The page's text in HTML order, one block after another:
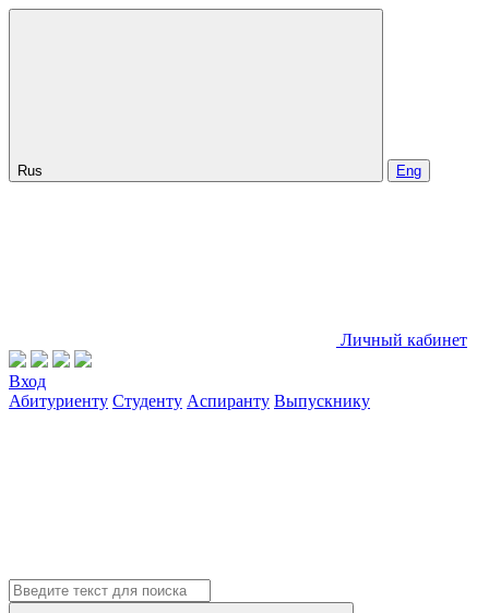
Rus Eng
Личный кабинет
Вход
Абитуриенту Студенту Аспиранту Выпускнику